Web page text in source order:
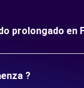
prolongado en
?